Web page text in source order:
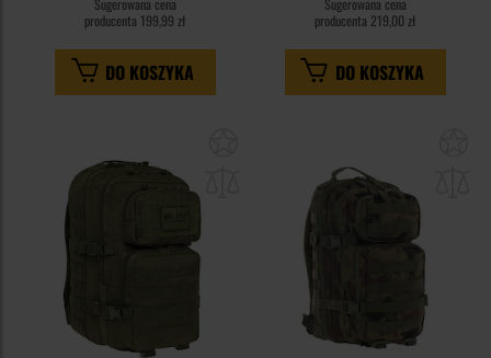
Sugerowana cena
producenta 199,99 zł
DO KOSZYKA
Sugerowana cena
producenta 219,00 zł
DO KOSZYKA
schowka